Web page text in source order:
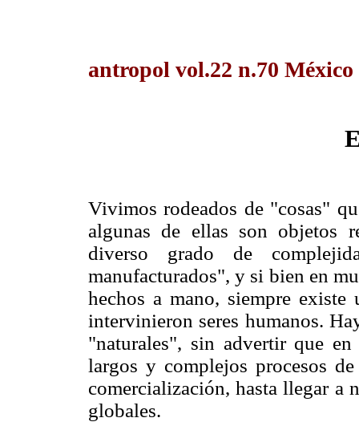
antropol vol.22 n.70
Vivimos rodeados de "cosas"
algunas de ellas son objetos
diverso grado de
manufacturados", y si bien en
hechos a mano, siempre
intervinieron seres humanos.
"naturales", sin advertir que
largos y complejos procesos
comercialización, hasta llegar a
globales.